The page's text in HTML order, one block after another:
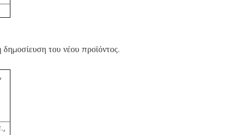
του νέου προϊόντος.